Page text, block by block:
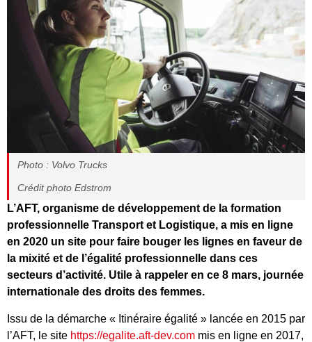
Photo : Volvo Trucks
Crédit photo Edstrom
L’AFT, organisme de développement de la formation
professionnelle Transport et Logistique, a mis en ligne
en 2020 un site pour faire bouger les lignes en faveur de
la mixité et de l’égalité professionnelle dans ces
secteurs d’activité. Utile à rappeler en ce 8 mars, journée
internationale des droits des femmes.
Issu de la démarche « Itinéraire égalité » lancée en 2015 par
l’AFT, le site https://egalite.aft-dev.com mis en ligne en 2017,